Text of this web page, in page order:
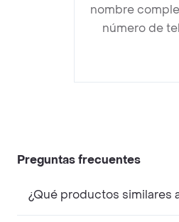
nombre
número de
Preguntas frecuentes
¿Qué productos similares